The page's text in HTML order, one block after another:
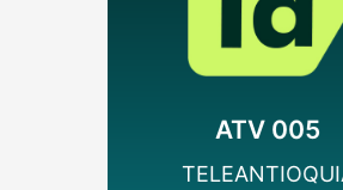
ATV 005
Colombia
Regional
MÁS INFO